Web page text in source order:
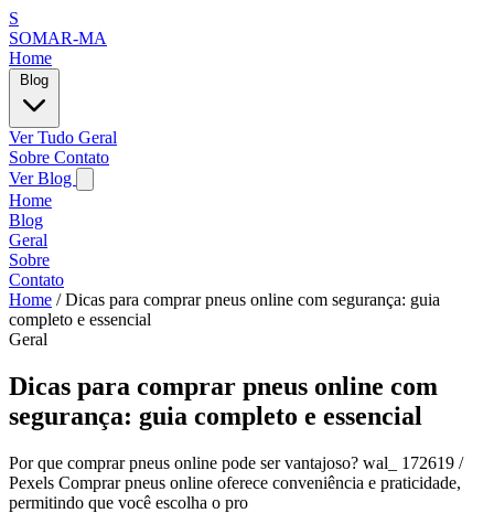
S
SOMAR-MA
Home
Ver Tudo Geral
Sobre Contato
Ver Blog
Home
Blog
Geral
Sobre
Contato
Home / Dicas para comprar pneus online com segurança: guia
completo e essencial
Geral
Dicas para comprar pneus online com
segurança: guia completo e essencial
Por que comprar pneus online pode ser vantajoso? wal_ 172619 /
Pexels Comprar pneus online oferece conveniência e praticidade,
permitindo que você escolha o pro